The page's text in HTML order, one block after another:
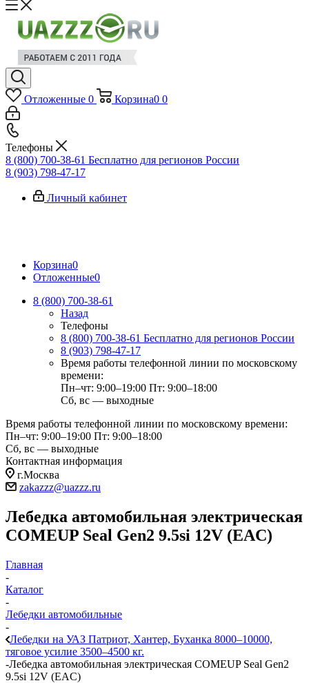
Отложенные 0 Корзина0 0
Телефоны
8 (800) 700-38-61 Бесплатно для регионов России
8 (903) 798-47-17
Личный кабинет
Корзина0
Отложенные0
8 (800) 700-38-61
Назад
Телефоны
8 (800) 700-38-61 Бесплатно для регионов России
8 (903) 798-47-17
Время работы телефонной линии по московскому
времени:
Пн–чт: 9:00–19:00 Пт: 9:00–18:00
Сб, вс — выходные
Время работы телефонной линии по московскому времени:
Пн–чт: 9:00–19:00 Пт: 9:00–18:00
Сб, вс — выходные
Контактная информация
г.Москва
zakazzz@uazzz.ru
Лебедка автомобильная электрическая
COMEUP Seal Gen2 9.5si 12V (EAC)
Главная
-
Каталог
-
Лебедки автомобильные
-
Лебедки на УАЗ Патриот, Хантер, Буханка 8000–10000,
тяговое усилие 3500–4500 кг.
-Лебедка автомобильная электрическая COMEUP Seal Gen2
9.5si 12V (EAC)